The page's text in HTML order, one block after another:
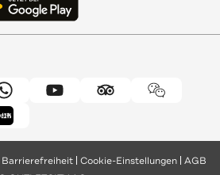
Barrierefreiheit Cookie-Einstellungen AGB